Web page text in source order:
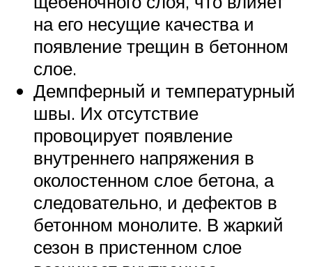
на его несущие качества и
появление трещин в бетонном
слое.
Демпферный и температурный
швы. Их отсутствие
провоцирует появление
внутреннего напряжения в
околостенном слое бетона, а
следовательно, и дефектов в
бетонном монолите. В жаркий
сезон в пристенном слое